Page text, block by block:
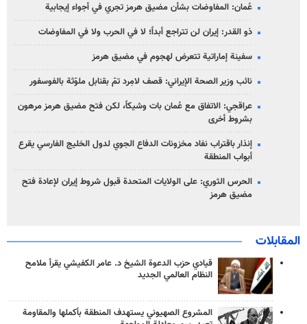
عُمان: المفاوضات بشأن مضيق هرمز تجري في أجواء إيجابية
ذو القدر: إيران لن تتراجع أبداً؛ لا في الحرب ولا في المفاوضات
سفينة إماراتية تتعرض لهجوم في مضيق هرمز
نائب وزير الصحة الإيراني: قصف لامِرد تمّ بقنابل ملوّثة بالفوسفور
عراقجي: الاتفاق مع عُمان بات وشيكاً، لكن فتح مضيق هرمز مرهون
بشروط أخرى
إنذار باقتراب نفاد مخزونات الدفاع الجوي لدول الخليج الفارسي يقرع
أبواب المنطقة
الحرس الثوري: على الولايات المتحدة قبول شروط إيران لإعادة فتح
مضيق هرمز
المقابلات
قيادي حزب الدعوة الشيخ د. عامر الكفيشي يقرأ ملامح
النظام العالمي الجديد
المشروع الصهيوني يستهدف المنطقة بأكملها والمقاومة